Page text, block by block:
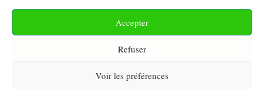
Accepter
Refuser
Voir les préférences
Conditions Générales de Vente
Politique de Confidentialité